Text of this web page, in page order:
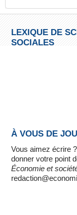
LEXIQUE DE
SOCIALES
À VOUS DE
Vous aimez écrire
donner votre point
Économie et